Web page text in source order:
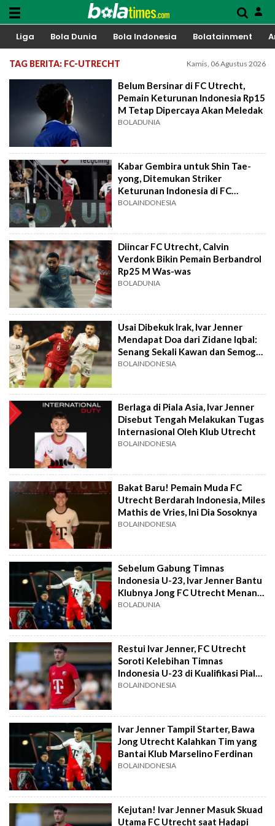
Liga Bola Dunia Bola Indonesia Bolatainment
TAG BERITA: FC-UTRECHT Kamis, 06 Agustus 2026
Belum Bersinar di FC Utrecht,
Pemain Keturunan Indonesia Rp15
M Tetap Dipercaya Akan Meledak
BOLADUNIA
Kabar Gembira untuk Shin Tae-
yong, Ditemukan Striker
Keturunan Indonesia di FC
Utrecht, Pernah Bela Timnas
BOLAINDONESIA
Diincar FC Utrecht, Calvin
Verdonk Bikin Pemain Berbandrol
Rp25 M Was-was
BOLADUNIA
Usai Dibekuk Irak, Ivar Jenner
Mendapat Doa dari Zidane Iqbal:
Senang Sekali Kawan dan Semoga
Beruntung
BOLAINDONESIA
Berlaga di Piala Asia, Ivar Jenner
Disebut Tengah Melakukan Tugas
Internasional Oleh Klub Utrecht
BOLAINDONESIA
Bakat Baru! Pemain Muda FC
Utrecht Berdarah Indonesia, Miles
Mathis de Vries, Ini Dia Sosoknya
BOLAINDONESIA
Sebelum Gabung Timnas
Indonesia U-23, Ivar Jenner Bantu
Klubnya Jong FC Utrecht Menang
Dramatis
BOLADUNIA
Restui Ivar Jenner, FC Utrecht
Soroti Kelebihan Timnas
Indonesia U-23 di Kualifikasi Piala
Asia U-23 2024
BOLAINDONESIA
Ivar Jenner Tampil Starter, Bawa
Jong Utrecht Kalahkan Tim yang
Bantai Klub Marselino Ferdinan
BOLAINDONESIA
Kejutan! Ivar Jenner Masuk Skuad
Utama FC Utrecht saat Hadapi